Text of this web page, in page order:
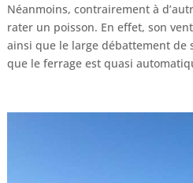
Néanmoins, contrairement à
rater un poisson. En effet, son
ainsi que le large débattement de
que le ferrage est quasi